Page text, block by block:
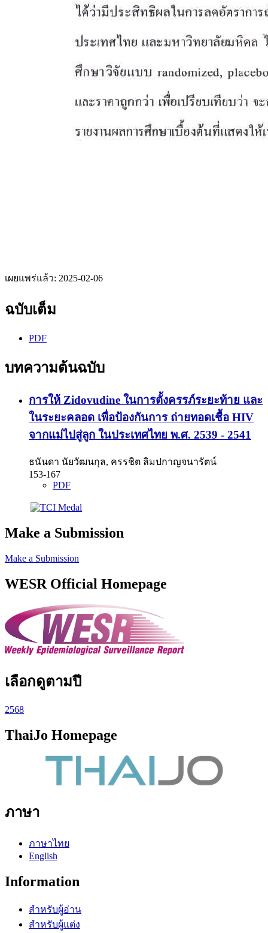
เผยแพร่แล้ว: 2025-02-06
ฉบับเต็ม
PDF
บทความต้นฉบับ
การให้ Zidovudine ในการตั้งครรภ์ระยะท้าย และ
ในระยะคลอด เพื่อป้องกันการ ถ่ายทอดเชื้อ HIV
จากแม่ไปสู่ลูก ในประเทศไทย พ.ศ. 2539 - 2541
ธนันดา นัยวัฒนกุล, ครรชิต ลิมปกาญจนารัตน์
153-167
PDF
Make a Submission
Make a Submission
WESR Official Homepage
เลือกดูตามปี
2568
ThaiJo Homepage
ภาษา
ภาษาไทย
English
Information
สำหรับผู้อ่าน
สำหรับผู้แต่ง